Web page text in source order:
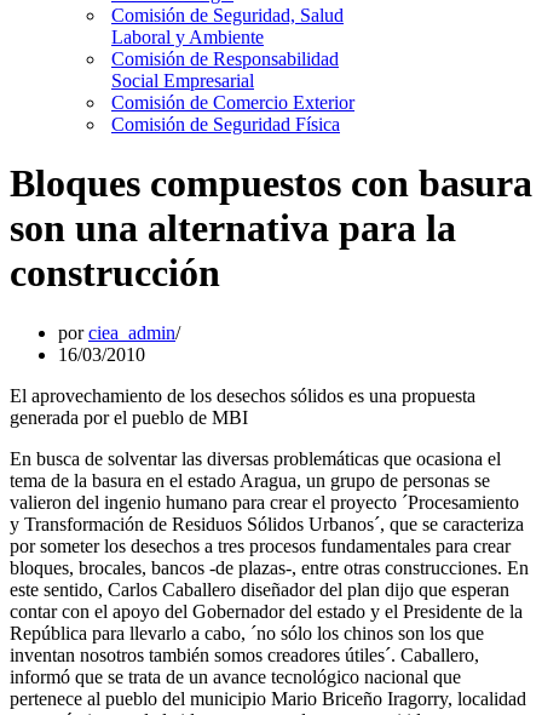
Comisión de Seguridad, Salud
Laboral y Ambiente
Comisión de Responsabilidad
Social Empresarial
Comisión de Comercio Exterior
Comisión de Seguridad Física
Bloques compuestos con basura
son una alternativa para la
construcción
porciea_admin
16/03/2010
El aprovechamiento de los desechos sólidos es una propuesta
generada por el pueblo de MBI
En busca de solventar las diversas problemáticas que ocasiona el
tema de la basura en el estado Aragua, un grupo de personas se
valieron del ingenio humano para crear el proyecto ´Procesamiento
y Transformación de Residuos Sólidos Urbanos´, que se caracteriza
por someter los desechos a tres procesos fundamentales para crear
bloques, brocales, bancos -de plazas-, entre otras construcciones. En
este sentido, Carlos Caballero diseñador del plan dijo que esperan
contar con el apoyo del Gobernador del estado y el Presidente de la
República para llevarlo a cabo, ´no sólo los chinos son los que
inventan nosotros también somos creadores útiles´. Caballero,
informó que se trata de un avance tecnológico nacional que
pertenece al pueblo del municipio Mario Briceño Iragorry, localidad